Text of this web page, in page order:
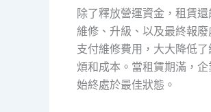
除了釋放營運資金，租賃
維修、升級、以及最終報
支付維修費用，大大降低
煩和成本。當租賃期滿，
始終處於最佳狀態。